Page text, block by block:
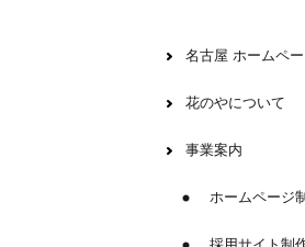
名古屋 ホームペ
花のやについて
事業案内
ホームページ